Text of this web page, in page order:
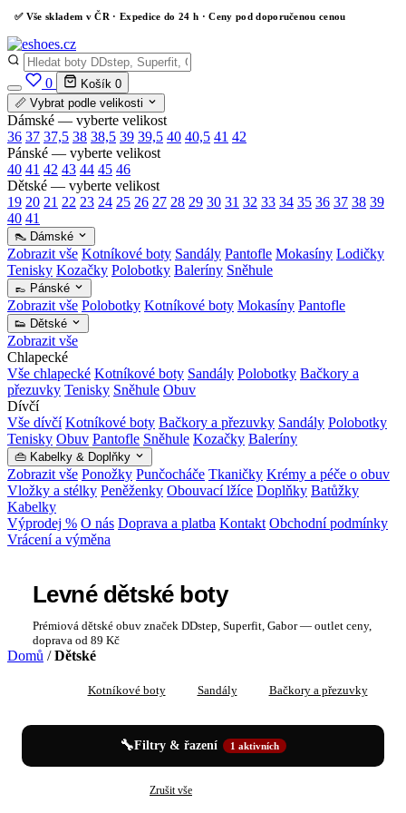
✅ Vše skladem v ČR · Expedice do 24 h · Ceny pod doporučenou cenou
0 Košík 0
📏 Vybrat podle velikosti
Dámské — vyberte velikost
36 37 37,5 38 38,5 39 39,5 40 40,5 41 42
Pánské — vyberte velikost
40 41 42 43 44 45 46
Dětské — vyberte velikost
19 20 21 22 23 24 25 26 27 28 29 30 31 32 33 34 35 36 37 38 39
40 41
👠 Dámské
Zobrazit vše Kotníkové boty Sandály Pantofle Mokasíny Lodičky
Tenisky Kozačky Polobotky Baleríny Sněhule
👞 Pánské
Zobrazit vše Polobotky Kotníkové boty Mokasíny Pantofle
👟 Dětské
Zobrazit vše
Chlapecké
Vše chlapecké Kotníkové boty Sandály Polobotky Bačkory a
přezuvky Tenisky Sněhule Obuv
Dívčí
Vše dívčí Kotníkové boty Bačkory a přezuvky Sandály Polobotky
Tenisky Obuv Pantofle Sněhule Kozačky Baleríny
👜 Kabelky & Doplňky
Zobrazit vše Ponožky Punčocháče Tkaničky Krémy a péče o obuv
Vložky a stélky Peněženky Obouvací lžíce Doplňky Batůžky
Kabelky
Výprodej % O nás Doprava a platba Kontakt Obchodní podmínky
Vrácení a výměna
Levné dětské boty
Prémiová dětské obuv značek DDstep, Superfit, Gabor — outlet ceny,
doprava od 89 Kč
Domů / Dětské
Kotníkové boty Sandály Bačkory a přezuvky
🔧Filtry & řazení 1 aktivních
Zrušit vše